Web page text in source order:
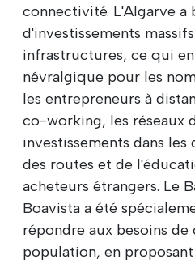
connectivité. L'Algarve a
d'investissements
infrastructures, ce qui
névralgique pour les
les entrepreneurs à
co-working, les réseaux
investissements dans les
des routes et de
acheteurs étrangers. Le
Boavista a été
répondre aux besoins
population, en